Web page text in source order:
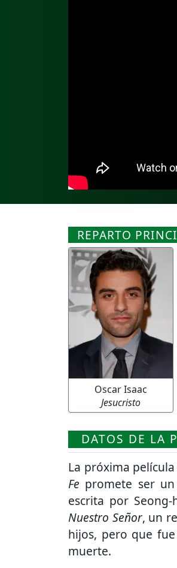
REPARTO
Oscar Isaac
Jesucristo
DATOS DE LA
La próxima
Fe promete ser
escrita por
Nuestro Señor, un
hijos, pero que
muerte.